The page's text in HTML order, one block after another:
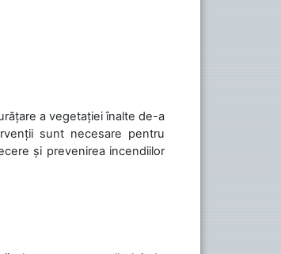
a vegetației înalte de-a
sunt necesare pentru
și prevenirea incendiilor